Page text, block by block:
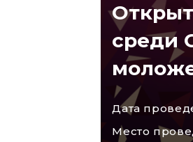
среди
Дата
Место